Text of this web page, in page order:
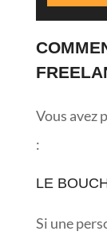
Vous avez
:
LE
Si une